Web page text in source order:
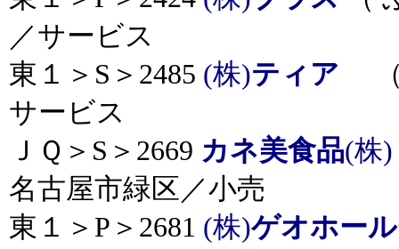
／サービス
東１＞S＞2485 (株)ティア （
サービス
ＪＱ＞S＞2669 カネ美食品(株)
名古屋市緑区／小売
東１＞P＞2681 (株)ゲオホー